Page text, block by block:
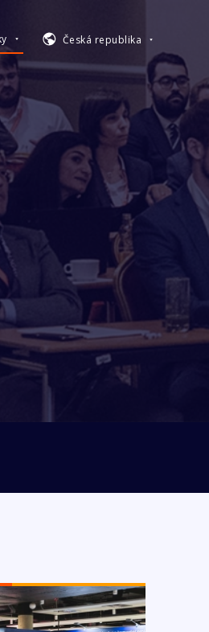
Česká republika